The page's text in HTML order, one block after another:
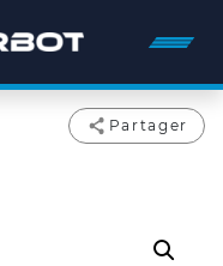
Partager